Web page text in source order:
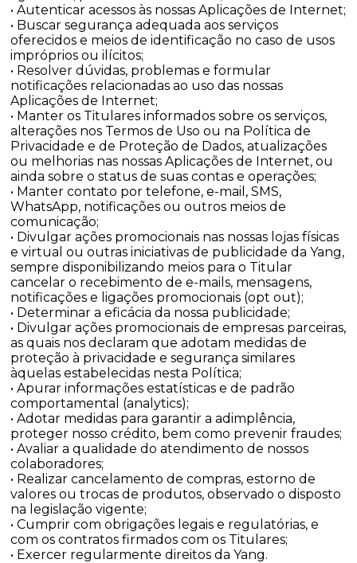
• Autenticar acessos às nossas Aplicações de Internet;
• Buscar segurança adequada aos serviços
oferecidos e meios de identificação no caso de usos
impróprios ou ilícitos;
• Resolver dúvidas, problemas e formular
notificações relacionadas ao uso das nossas
Aplicações de Internet;
• Manter os Titulares informados sobre os serviços,
alterações nos Termos de Uso ou na Política de
Privacidade e de Proteção de Dados, atualizações
ou melhorias nas nossas Aplicações de Internet, ou
ainda sobre o status de suas contas e operações;
• Manter contato por telefone, e-mail, SMS,
WhatsApp, notificações ou outros meios de
comunicação;
• Divulgar ações promocionais nas nossas lojas físicas
e virtual ou outras iniciativas de publicidade da Yang,
sempre disponibilizando meios para o Titular
cancelar o recebimento de e-mails, mensagens,
notificações e ligações promocionais (opt out);
• Determinar a eficácia da nossa publicidade;
• Divulgar ações promocionais de empresas parceiras,
as quais nos declaram que adotam medidas de
proteção à privacidade e segurança similares
àquelas estabelecidas nesta Política;
• Apurar informações estatísticas e de padrão
comportamental (analytics);
• Adotar medidas para garantir a adimplência,
proteger nosso crédito, bem como prevenir fraudes;
• Avaliar a qualidade do atendimento de nossos
colaboradores;
• Realizar cancelamento de compras, estorno de
valores ou trocas de produtos, observado o disposto
na legislação vigente;
• Cumprir com obrigações legais e regulatórias, e
com os contratos firmados com os Titulares;
• Exercer regularmente direitos da Yang.